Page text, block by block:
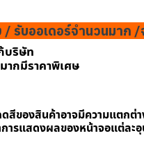
/ รับออเดอร์จำนวนมาก
บริษัท
ากมีราคาพิเศษ
ดสีของสินค้าอาจมีความแตกต่
การแสดงผลของหน้าจอแต่ละ